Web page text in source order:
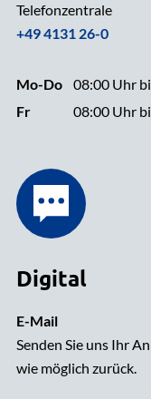
Telefonzentrale
+49 4131 26-0
Mo-Do
Fr
08:00 Uhr
08:00 Uhr
Digital
E-Mail
Senden Sie uns Ihr
wie möglich zurück.